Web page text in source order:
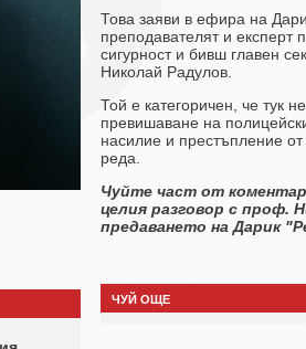
Това заяви в ефира на
преподавателят и експерт
сигурност и бивш главен
Николай Радулов.
Той е категоричен, че тук
превишаване на
насилие и престъпление
реда.
Чуйте част от
целия разговор с проф.
предаването на Дарик
ЧУЙ ОЩЕ